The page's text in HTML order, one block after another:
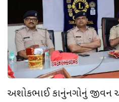
અશોકભાઈ કાનુંનગોનું